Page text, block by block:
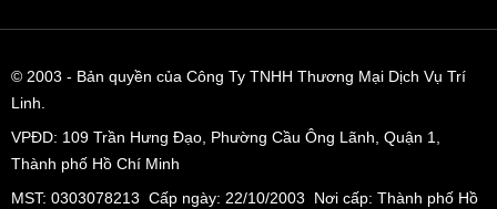
© 2003 - Bản quyền của Công Ty TNHH Thương Mại Dịch Vụ Trí
Linh.
VPĐD: 109 Trần Hưng Đạo, Phường Cầu Ông Lãnh, Quận 1,
Thành phố Hồ Chí Minh
MST: 0303078213 Cấp ngày: 22/10/2003 Nơi cấp: Thành phố Hồ